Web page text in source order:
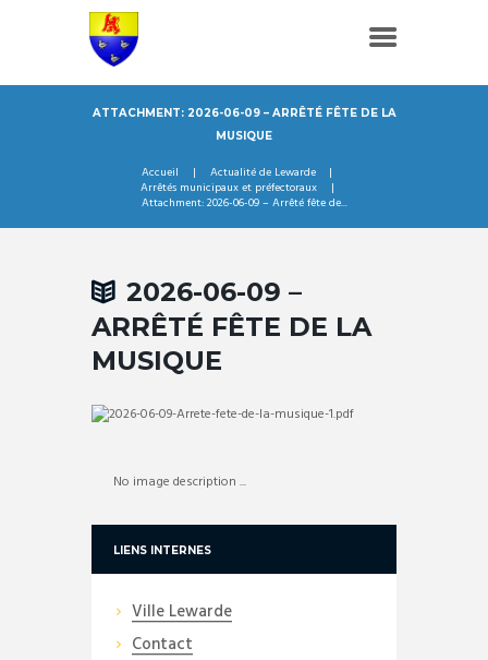
ATTACHMENT: 2026-06-09 – ARRÊTÉ FÊTE DE LA
MUSIQUE
Accueil
Actualité de Lewarde
Arrêtés municipaux et préfectoraux
Attachment: 2026-06-09 – Arrêté fête de...
2026-06-09 –
ARRÊTÉ FÊTE DE LA
MUSIQUE
No image description ...
LIENS INTERNES
Ville Lewarde
Contact